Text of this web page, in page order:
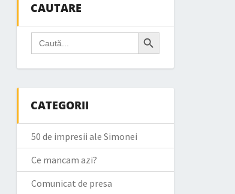
CAUTARE
Search
for:
Search Button
CATEGORII
50 de impresii ale Simonei
Ce mancam azi?
Comunicat de presa